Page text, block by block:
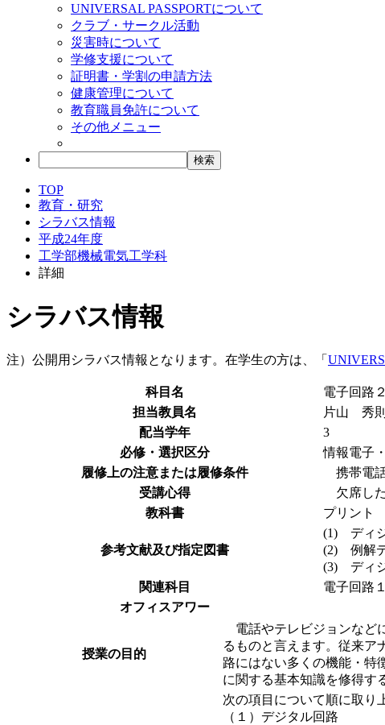
UNIVERSAL PASSPORTについて
クラブ・サークル活動
災害時について
学修支援について
証明書・学割の申請方法
健康管理について
教育職員免許について
その他メニュー
TOP
教育・研究
シラバス情報
平成24年度
工学部機械電気工学科
詳細
シラバス情報
注）公開用シラバス情報となります。在学生の方は、「
科目名
電子回路
担当教員名
片山 秀則
配当学年
3
必修・選択区分
情報電子
履修上の注意または履修条件
携帯電話
受講心得
欠席し
教科書
プリント
参考文献及び指定図書
(1) ディ
(2) 例解
(3) ディ
関連科目
電子回路１
オフィスアワー
授業の目的
電話やテレビジョンなど
るものと言えます。従来ア
路にはない多くの機能・特
に関する基本知識を修得す
次の項目について順に取り
（１）デジタル回路